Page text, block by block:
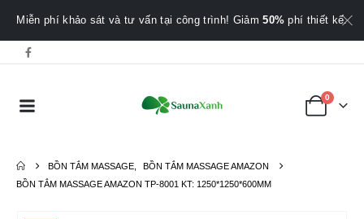
Miễn phí khảo sát và tư vấn tại công trình! Giảm50% phí thiết kế.
0
BỒN TẮM MASSAGE
BỒN TẮM MASSAGE AMAZON
BỒN TẮM MASSAGE AMAZON TP-8001 KT: 1250*1250*600MM